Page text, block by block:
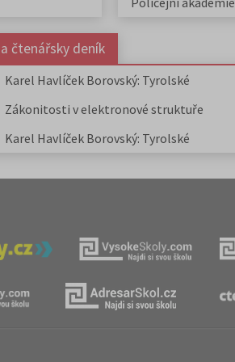
čtenářsky deník
Karel Havlíček Borovský: Tyrolské
Zákonitosti v elektronové struktuře
Karel Havlíček Borovský: Tyrolské